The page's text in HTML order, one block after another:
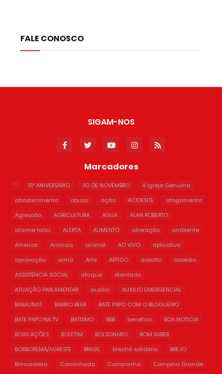
FALE CONOSCO
SIGAM-NOS
Marcadores
' 15º ANIVERSÁRIO 30 DE NOVEMBRO
A Igreja Genuína
abastecimento
abuso ação ACIDENTE
afogamento
Agressão
AGRICULTURA AGUA
ALAN ROBERTO
alarme falso
ALERTA ALIMENTO alteração
ambiente
América
Animais animal AO VIVO
aplicativo
aprovação
arma Arte ARTIGO assalto
assédio
ASSISTÊNCIA SOCIAL
ataque
Atentado
ATUAÇÃO PARLAMENTAR
auxílio
AUXILIO EMERGENCIAL
BARAUNAS
BARRIO BEER
BATE PAPO COM O BLOGUEIRO
BATE PAPO NA TV
BATISMO BBB benéfico
BOA NOTICIA
BOAS AÇÕES
BOLETIM BOLSONARO
BOM SABER
BORBOREMA/AGRESTE
BRASIL brechó solidário
BREJO
Brincadeira
Caminhada Campanha
Campina Grande